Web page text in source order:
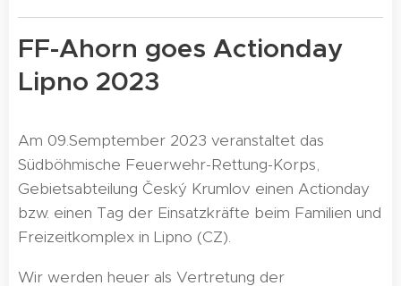
FF-Ahorn goes Actionday
Lipno 2023
Am 09.Semptember 2023 veranstaltet das
Südböhmische Feuerwehr-Rettung-Korps,
Gebietsabteilung Český Krumlov einen Actionday
bzw. einen Tag der Einsatzkräfte beim Familien und
Freizeitkomplex in Lipno (CZ).
Wir werden heuer als Vertretung der